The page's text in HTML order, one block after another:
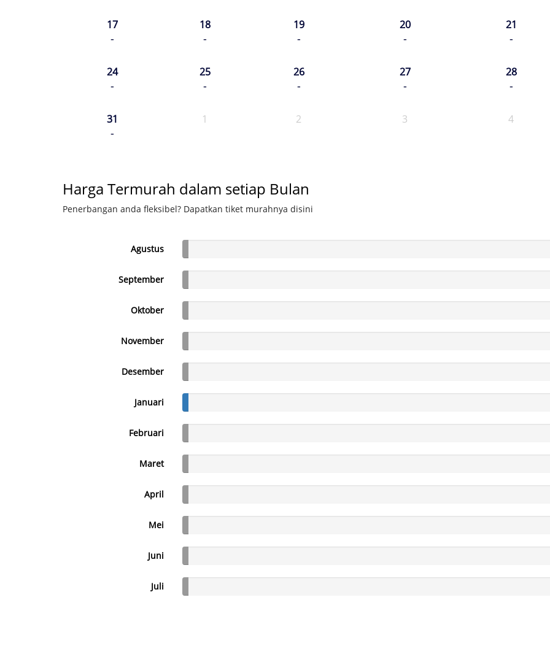
17
-
18
-
19
-
20
-
21
-
24
-
25
-
26
-
27
-
28
-
31
-
1 2 3 4
Harga Termurah dalam setiap Bulan
Penerbangan anda fleksibel? Dapatkan tiket murahnya disini
Agustus
September
Oktober
November
Desember
Januari
Februari
Maret
April
Mei
Juni
Juli